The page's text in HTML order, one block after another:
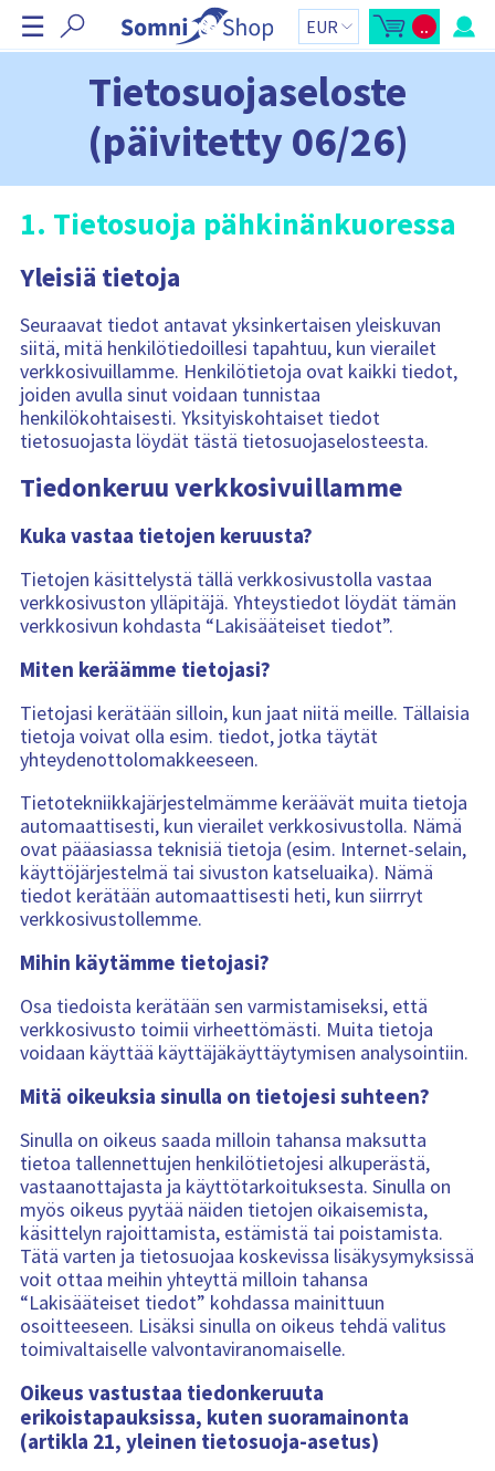
i
i
☰ A
v
r
-
s
l
k
k
i
O
s
k
l
t
ö
..
O
s
t
e
n
Tietosuojaseloste
(päivitetty 06/26)
1. Tietosuoja pähkinänkuoressa
Yleisiä tietoja
Seuraavat tiedot antavat yksinkertaisen yleiskuvan
siitä, mitä henkilötiedoillesi tapahtuu, kun vierailet
verkkosivuillamme. Henkilötietoja ovat kaikki tiedot,
joiden avulla sinut voidaan tunnistaa
henkilökohtaisesti. Yksityiskohtaiset tiedot
tietosuojasta löydät tästä tietosuojaselosteesta.
Tiedonkeruu verkkosivuillamme
Kuka vastaa tietojen keruusta?
Tietojen käsittelystä tällä verkkosivustolla vastaa
verkkosivuston ylläpitäjä. Yhteystiedot löydät tämän
verkkosivun kohdasta “Lakisääteiset tiedot”.
Miten keräämme tietojasi?
Tietojasi kerätään silloin, kun jaat niitä meille. Tällaisia
tietoja voivat olla esim. tiedot, jotka täytät
yhteydenottolomakkeeseen.
Tietotekniikkajärjestelmämme keräävät muita tietoja
automaattisesti, kun vierailet verkkosivustolla. Nämä
ovat pääasiassa teknisiä tietoja (esim. Internet-selain,
käyttöjärjestelmä tai sivuston katseluaika). Nämä
tiedot kerätään automaattisesti heti, kun siirrryt
verkkosivustollemme.
Mihin käytämme tietojasi?
Osa tiedoista kerätään sen varmistamiseksi, että
verkkosivusto toimii virheettömästi. Muita tietoja
voidaan käyttää käyttäjäkäyttäytymisen analysointiin.
Mitä oikeuksia sinulla on tietojesi suhteen?
Sinulla on oikeus saada milloin tahansa maksutta
tietoa tallennettujen henkilötietojesi alkuperästä,
vastaanottajasta ja käyttötarkoituksesta. Sinulla on
myös oikeus pyytää näiden tietojen oikaisemista,
käsittelyn rajoittamista, estämistä tai poistamista.
Tätä varten ja tietosuojaa koskevissa lisäkysymyksissä
voit ottaa meihin yhteyttä milloin tahansa
“Lakisääteiset tiedot” kohdassa mainittuun
osoitteeseen. Lisäksi sinulla on oikeus tehdä valitus
toimivaltaiselle valvontaviranomaiselle.
Oikeus vastustaa tiedonkeruuta
erikoistapauksissa, kuten suoramainonta
(artikla 21, yleinen tietosuoja-asetus)